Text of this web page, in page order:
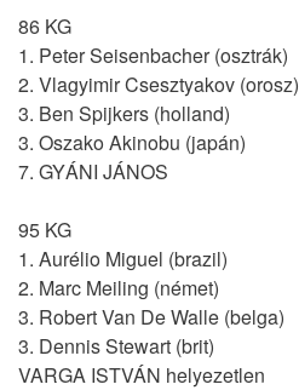
86 KG
1. Peter Seisenbacher (osztrák)
2. Vlagyimir Csesztyakov (orosz)
3. Ben Spijkers (holland)
3. Oszako Akinobu (japán)
7. GYÁNI JÁNOS
95 KG
1. Aurélio Miguel (brazil)
2. Marc Meiling (német)
3. Robert Van De Walle (belga)
3. Dennis Stewart (brit)
VARGA ISTVÁN helyezetlen